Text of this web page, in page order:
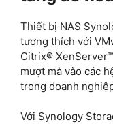
Thiết bị NAS
tương thích với
Citrix®
mượt mà vào các
trong doanh
Với Synology